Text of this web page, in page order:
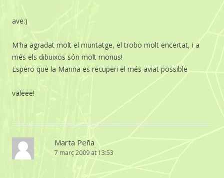
ave:)
M’ha agradat molt el muntatge, el trobo molt encertat, i a
més els dibuixos són molt monus!
Espero que la Marina es recuperi el més aviat possible
valeee!
Marta Peña
7 març 2009 at 13:53